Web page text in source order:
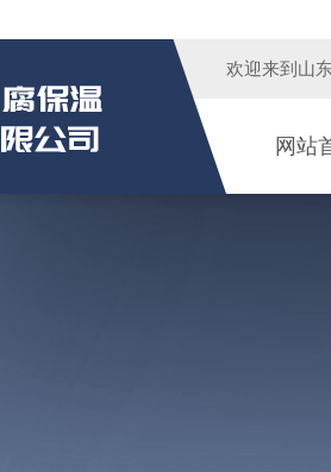
欢迎来到 山
网站